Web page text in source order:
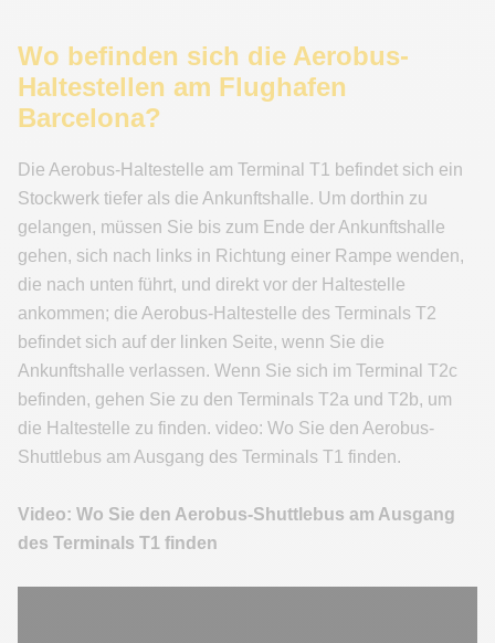
Wo befinden sich die Aerobus-
Haltestellen am Flughafen
Barcelona?
Die Aerobus-Haltestelle am Terminal T1 befindet sich ein
Stockwerk tiefer als die Ankunftshalle. Um dorthin zu
gelangen, müssen Sie bis zum Ende der Ankunftshalle
gehen, sich nach links in Richtung einer Rampe wenden,
die nach unten führt, und direkt vor der Haltestelle
ankommen; die Aerobus-Haltestelle des Terminals T2
befindet sich auf der linken Seite, wenn Sie die
Ankunftshalle verlassen. Wenn Sie sich im Terminal T2c
befinden, gehen Sie zu den Terminals T2a und T2b, um
die Haltestelle zu finden. video: Wo Sie den Aerobus-
Shuttlebus am Ausgang des Terminals T1 finden.
Video: Wo Sie den Aerobus-Shuttlebus am Ausgang
des Terminals T1 finden